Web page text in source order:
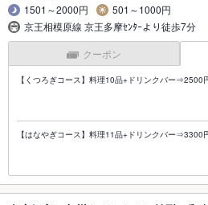
1501～2000円
501～1000円
京王相模原線 京王多摩ｾﾝﾀｰより徒歩7分
クーポン
【くつろぎコース】料理10品+ドリンクバー⇒2500
【はなやぎコース】料理11品+ドリンクバー⇒3300